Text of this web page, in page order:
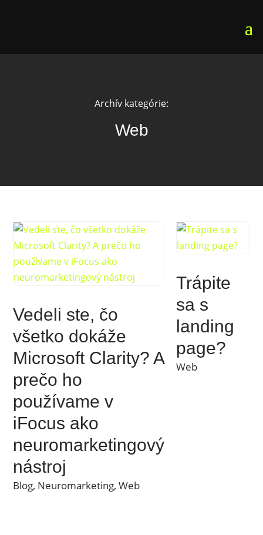
Archív kategórie:
Web
Vedeli ste, čo
všetko dokáže
Microsoft Clarity? A
prečo ho
používame v
iFocus ako
neuromarketingový
nástroj
Blog, Neuromarketing,Web
Trápite
sa s
landing
page?
Web